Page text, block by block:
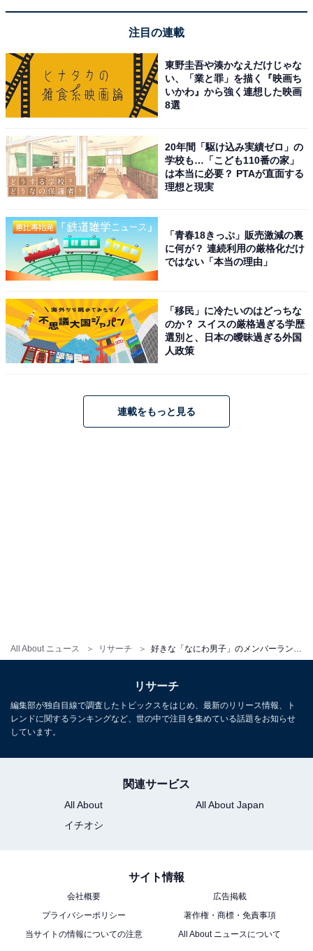
All About ニュース リサーチ
View this post on Instagram
A post shared by 道枝駿佑 / Michieda Shunsuke
くから俳優として活躍し、2017年に放送されたドラマ
『母になる』（日本テレビ系）で演技が注目されます。
その後、『年下彼氏』（テレビ朝日系）や『金田一少年
の事件簿』（日本テレビ系）、映画『今夜、世界からこ
ロの革命-』（テレビ朝日系）で主演を務め、高い演技力
が評価されています。
※回答者コメントは原文ママです
この記事の筆者：ゆるま 小林 プロフィール
長年にわたってテレビ局でバラエティー番組、情報番組
などを制作。その後、フリーランスの編集・ライターに
転身。芸能情報に精通し、週刊誌、ネットニュースでテ
レビや芸能人に関するコラムなどを執筆。編集プロダク
ション「ゆるま」を立ち上げる。
注目の連載
東野圭吾や湊かなえだけじゃな
い、「業と罪」を描く『映画ち
いかわ』から強く連想した映画
8選
20年間「駆け込み実績ゼロ」の
学校も…「こども110番の家」
は本当に必要？ PTAが直面する
理想と現実
「青春18きっぷ」販売激減の裏
に何が？ 連続利用の厳格化だけ
ではない「本当の理由」
「移民」に冷たいのはどっちな
のか？ スイスの厳格過ぎる学歴
選別と、日本の曖昧過ぎる外国
人政策
連載をもっと見る
リサーチ
編集部が独自目線で調査したトピックスをはじめ、最新のリリース情報、ト
レンドに関するランキングなど、世の中で注目を集めている話題をお知らせ
しています。
関連サービス
All About
All About Japan
イチオシ
サイト情報
会社概要
広告掲載
プライバシーポリシー
著作権・商標・免責事項
当サイトの情報についての注意
All About ニュースについて